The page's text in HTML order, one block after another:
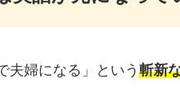
夫婦になる」という 斬新